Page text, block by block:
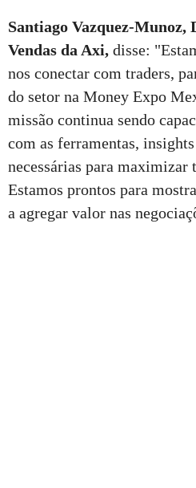
Santiago Vazquez-
Vendas da Axi, disse:
nos conectar com traders,
do setor na Money Expo
missão continua sendo
com as ferramentas,
necessárias para maximizar
Estamos prontos para
a agregar valor nas